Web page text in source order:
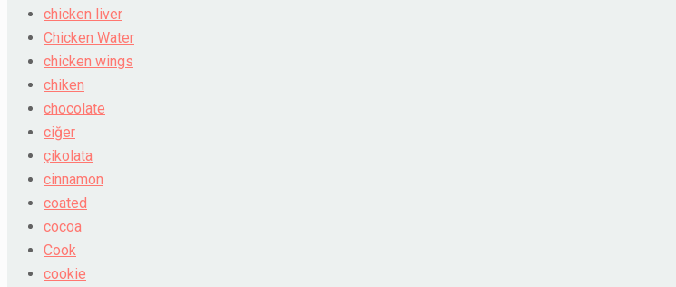
chicken liver
Chicken Water
chicken wings
chiken
chocolate
ciğer
çikolata
cinnamon
coated
cocoa
Cook
cookie